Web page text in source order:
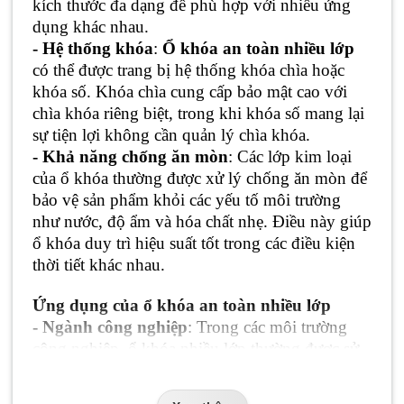
kích thước đa dạng để phù hợp với nhiều ứng
dụng khác nhau.
- Hệ thống khóa: Ổ khóa an toàn nhiều lớp
có thể được trang bị hệ thống khóa chìa hoặc
khóa số. Khóa chìa cung cấp bảo mật cao với
chìa khóa riêng biệt, trong khi khóa số mang lại
sự tiện lợi không cần quản lý chìa khóa.
- Khả năng chống ăn mòn: Các lớp kim loại
của ổ khóa thường được xử lý chống ăn mòn để
bảo vệ sản phẩm khỏi các yếu tố môi trường
như nước, độ ẩm và hóa chất nhẹ. Điều này giúp
ổ khóa duy trì hiệu suất tốt trong các điều kiện
thời tiết khác nhau.
Ứng dụng của ổ khóa an toàn nhiều lớp
- Ngành công nghiệp: Trong các môi trường
công nghiệp, ổ khóa nhiều lớp thường được sử
quan trọng. Cấu trúc bền bỉ và khả năng chống